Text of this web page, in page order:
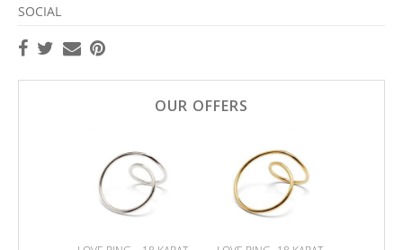
SOCIAL
OUR OFFERS